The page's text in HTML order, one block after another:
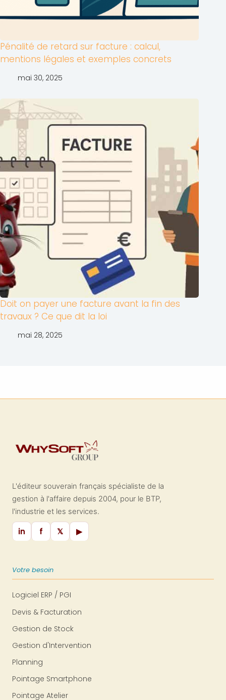
Pénalité de retard sur facture : calcul,
mentions légales et exemples concrets
mai 30, 2025
Doit on payer une facture avant la fin des
travaux ? Ce que dit la loi
mai 28, 2025
L'éditeur souverain français spécialiste de la
gestion à l'affaire depuis 2004, pour le BTP,
l'industrie et les services.
in f 𝕏 ▶
Votre besoin
Logiciel ERP / PGI
Devis & Facturation
Gestion de Stock
Gestion d'Intervention
Planning
Pointage Smartphone
Pointage Atelier